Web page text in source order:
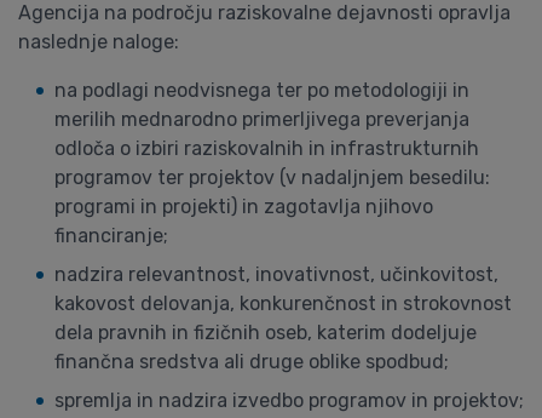
Agencija na področju raziskovalne dejavnosti opravlja
naslednje naloge:
na podlagi neodvisnega ter po metodologiji in
merilih mednarodno primerljivega preverjanja
odloča o izbiri raziskovalnih in infrastrukturnih
programov ter projektov (v nadaljnjem besedilu:
programi in projekti) in zagotavlja njihovo
financiranje;
nadzira relevantnost, inovativnost, učinkovitost,
kakovost delovanja, konkurenčnost in strokovnost
dela pravnih in fizičnih oseb, katerim dodeljuje
finančna sredstva ali druge oblike spodbud;
spremlja in nadzira izvedbo programov in projektov;